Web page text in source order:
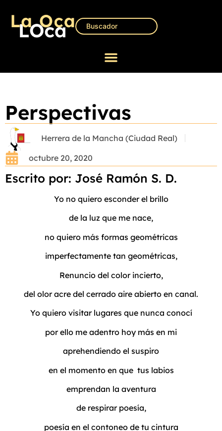
Perspectivas
Herrera de la Mancha (Ciudad Real)
octubre 20, 2020
Escrito por: José Ramón S. D.
Yo no quiero esconder el brillo
de la luz que me nace,
no quiero más formas geométricas
imperfectamente tan geométricas,
Renuncio del color incierto,
del olor acre del cerrado aire abierto en canal.
Yo quiero visitar lugares que nunca conocí
por ello me adentro hoy más en mi
aprehendiendo el suspiro
en el momento en que tus labios
emprendan la aventura
de respirar poesía,
poesía en el contoneo de tu cintura